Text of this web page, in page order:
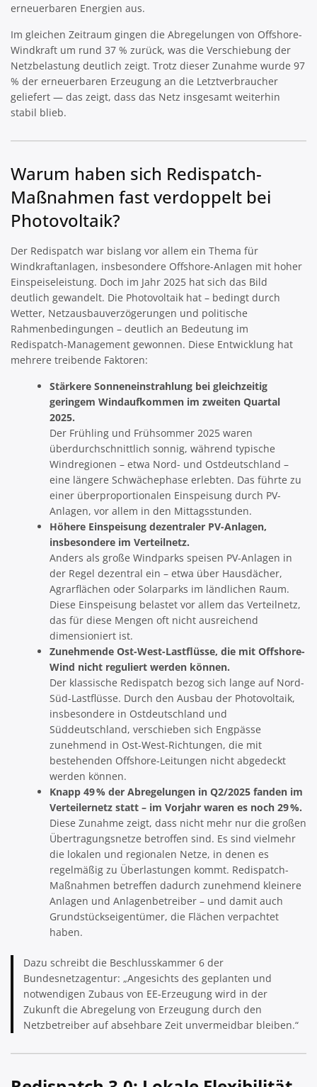
erneuerbaren Energien aus.
Im gleichen Zeitraum gingen die Abregelungen von Offshore-
Windkraft um rund 37 % zurück, was die Verschiebung der
Netzbelastung deutlich zeigt. Trotz dieser Zunahme wurde 97
% der erneuerbaren Erzeugung an die Letztverbraucher
geliefert — das zeigt, dass das Netz insgesamt weiterhin
stabil blieb.
Warum haben sich Redispatch-
Maßnahmen fast verdoppelt bei
Photovoltaik?
Der Redispatch war bislang vor allem ein Thema für
Windkraftanlagen, insbesondere Offshore-Anlagen mit hoher
Einspeiseleistung. Doch im Jahr 2025 hat sich das Bild
deutlich gewandelt. Die Photovoltaik hat – bedingt durch
Wetter, Netzausbauverzögerungen und politische
Rahmenbedingungen – deutlich an Bedeutung im
Redispatch-Management gewonnen. Diese Entwicklung hat
mehrere treibende Faktoren:
Stärkere Sonneneinstrahlung bei gleichzeitig
geringem Windaufkommen im zweiten Quartal
2025.
Der Frühling und Frühsommer 2025 waren
überdurchschnittlich sonnig, während typische
Windregionen – etwa Nord- und Ostdeutschland –
eine längere Schwächephase erlebten. Das führte zu
einer überproportionalen Einspeisung durch PV-
Anlagen, vor allem in den Mittagsstunden.
Höhere Einspeisung dezentraler PV-Anlagen,
insbesondere im Verteilnetz.
Anders als große Windparks speisen PV-Anlagen in
der Regel dezentral ein – etwa über Hausdächer,
Agrarflächen oder Solarparks im ländlichen Raum.
Diese Einspeisung belastet vor allem das Verteilnetz,
das für diese Mengen oft nicht ausreichend
dimensioniert ist.
Zunehmende Ost-West-Lastflüsse, die mit Offshore-
Wind nicht reguliert werden können.
Der klassische Redispatch bezog sich lange auf Nord-
Süd-Lastflüsse. Durch den Ausbau der Photovoltaik,
insbesondere in Ostdeutschland und
Süddeutschland, verschieben sich Engpässe
zunehmend in Ost-West-Richtungen, die mit
bestehenden Offshore-Leitungen nicht abgedeckt
werden können.
Knapp 49 % der Abregelungen in Q2/2025 fanden im
Verteilernetz statt – im Vorjahr waren es noch 29 %.
Diese Zunahme zeigt, dass nicht mehr nur die großen
Übertragungsnetze betroffen sind. Es sind vielmehr
die lokalen und regionalen Netze, in denen es
regelmäßig zu Überlastungen kommt. Redispatch-
Maßnahmen betreffen dadurch zunehmend kleinere
Anlagen und Anlagenbetreiber – und damit auch
Grundstückseigentümer, die Flächen verpachtet
haben.
Dazu schreibt die Beschlusskammer 6 der
Bundesnetzagentur: „Angesichts des geplanten und
notwendigen Zubaus von EE‑Erzeugung wird in der
Zukunft die Abregelung von Erzeugung durch den
Netzbetreiber auf absehbare Zeit unvermeidbar bleiben.“